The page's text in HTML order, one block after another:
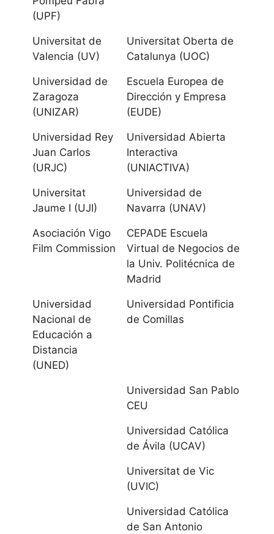
Cantabria
Universidad de
Cantabria
Universidad
Internacional
Pelayo UIMP
Mancha
Universidad de
Castilla-La
Mancha
Castilla y
León
Universidad
Católica de Ávila
Universidad
Europea Miguel
de Cervantes
IE Universidad
(UPF)
Universitat de
Valencia (UV)
Universitat Oberta de
Catalunya (UOC)
Universidad de
Zaragoza
(UNIZAR)
Escuela Europea de
Dirección y Empresa
(EUDE)
Universidad Rey
Juan Carlos
(URJC)
Universidad Abierta
Interactiva
(UNIACTIVA)
Universitat
Jaume I (UJI)
Universidad de
Navarra (UNAV)
Asociación Vigo
Film Commission
CEPADE Escuela
Virtual de Negocios de
la Univ. Politécnica de
Madrid
Universidad
Nacional de
Educación a
Distancia
(UNED)
Universidad Pontificia
de Comillas
Universidad San Pablo
CEU
Universidad Católica
de Ávila (UCAV)
Universitat de Vic
(UVIC)
Universidad Católica
de San Antonio